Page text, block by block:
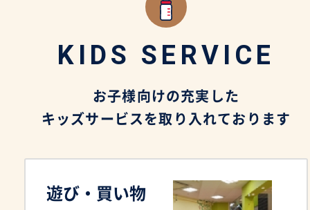
KIDS SERVICE
お子様向けの充実した
キッズサービスを取り入れております
遊び・買い物